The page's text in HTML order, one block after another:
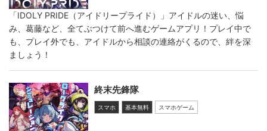
「IDOLY PRIDE（アイドリープライド）」アイドルの迷い、悩
み、葛藤など、全てぶつけて前へ進むゲームアプリ！プレイ中で
も、プレイ外でも、アイドルから相談の連絡がくるので、絆を深
ましょう！
終末先鋒隊
スマホ 基本無料 スマホゲーム